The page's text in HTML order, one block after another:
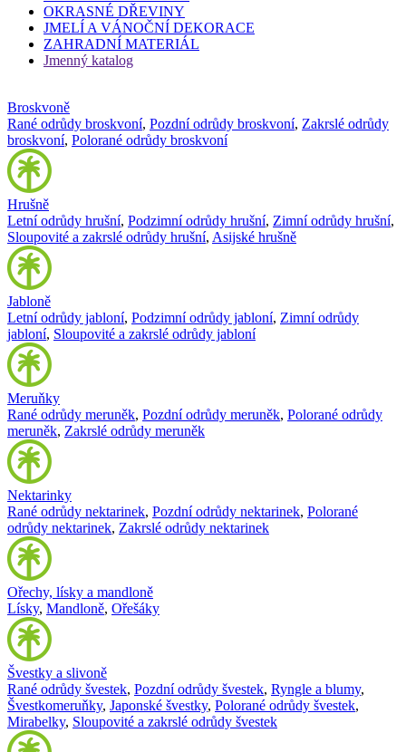
OKRASNÉ DŘEVINY
JMELÍ A VÁNOČNÍ DEKORACE
ZAHRADNÍ MATERIÁL
Jmenný katalog
Broskvoně
Rané odrůdy broskvoní, Pozdní odrůdy broskvoní, Zakrslé odrůdy
broskvoní, Polorané odrůdy broskvoní
Hrušně
Letní odrůdy hrušní, Podzimní odrůdy hrušní, Zimní odrůdy hrušní,
Sloupovité a zakrslé odrůdy hrušní, Asijské hrušně
Jabloně
Letní odrůdy jabloní, Podzimní odrůdy jabloní, Zimní odrůdy
jabloní, Sloupovité a zakrslé odrůdy jabloní
Meruňky
Rané odrůdy meruněk, Pozdní odrůdy meruněk, Polorané odrůdy
meruněk, Zakrslé odrůdy meruněk
Nektarinky
Rané odrůdy nektarinek, Pozdní odrůdy nektarinek, Polorané
odrůdy nektarinek, Zakrslé odrůdy nektarinek
Ořechy, lísky a mandloně
Lísky, Mandloně, Ořešáky
Švestky a slivoně
Rané odrůdy švestek, Pozdní odrůdy švestek, Ryngle a blumy,
Švestkomeruňky, Japonské švestky, Polorané odrůdy švestek,
Mirabelky, Sloupovité a zakrslé odrůdy švestek